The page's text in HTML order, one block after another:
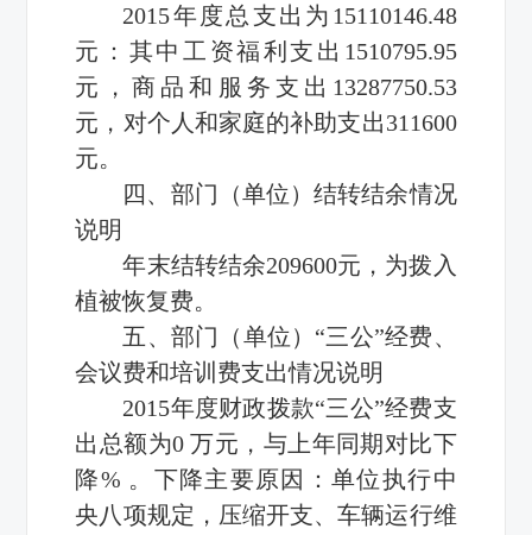
2015年度总支出为15110146.48
元：其中工资福利支出1510795.95
元，商品和服务支出13287750.53
元，对个人和家庭的补助支出311600
元。
四、部门（单位）结转结余情况
说明
年末结转结余209600元，为拨入
植被恢复费。
五、部门（单位）“三公”经费、
会议费和培训费支出情况说明
2015年度财政拨款“三公”经费支
出总额为0 万元，与上年同期对比下
降% 。下降主要原因：单位执行中
央八项规定，压缩开支、车辆运行维